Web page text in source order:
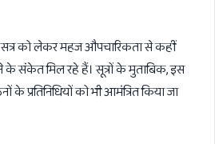
सत्र को लेकर महज औपचारिकता से कहीं
के संकेत मिल रहे हैं। सूत्रों के मुताबिक, इस
के प्रतिनिधियों को भी आमंत्रित किया जा